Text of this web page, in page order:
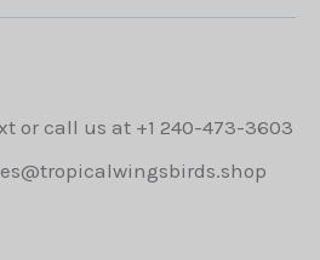
or call us at +1 240-473-3603